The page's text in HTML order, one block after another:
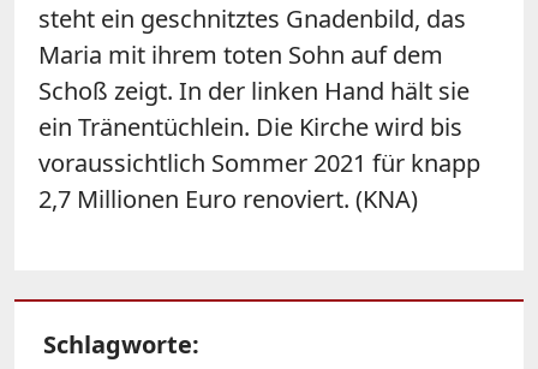
steht ein geschnitztes Gnadenbild, das
Maria mit ihrem toten Sohn auf dem
Schoß zeigt. In der linken Hand hält sie
ein Tränentüchlein. Die Kirche wird bis
voraussichtlich Sommer 2021 für knapp
2,7 Millionen Euro renoviert. (KNA)
Schlagworte: